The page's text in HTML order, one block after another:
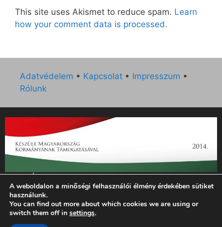
This site uses Akismet to reduce spam. Learn
how your comment data is processed.
Adatvédelem • Kapcsolat • Impresszum •
Rólunk
„Az Új Ember katolikus hetilap 2014. évi működésének
támogatását az EGYH-KCP-14-P-0121 sz. támogatási
szerződés keretében 3 000 000 Ft összegben támogatta az
Emberi Erőforrások Minisztériuma.”
A weboldalon a minőségi felhasználói élmény érdekében sütiket
használunk.
You can find out more about which cookies we are using or
switch them off in settings.